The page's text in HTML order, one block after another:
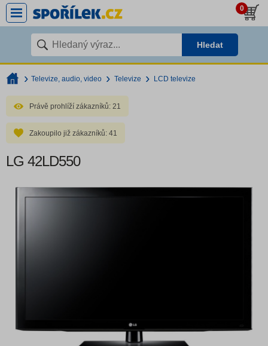
0
Hledat
Televize, audio, video Televize LCD televize
Právě prohlíží zákazníků: 21
Zakoupilo již zákazníků: 41
LG 42LD550